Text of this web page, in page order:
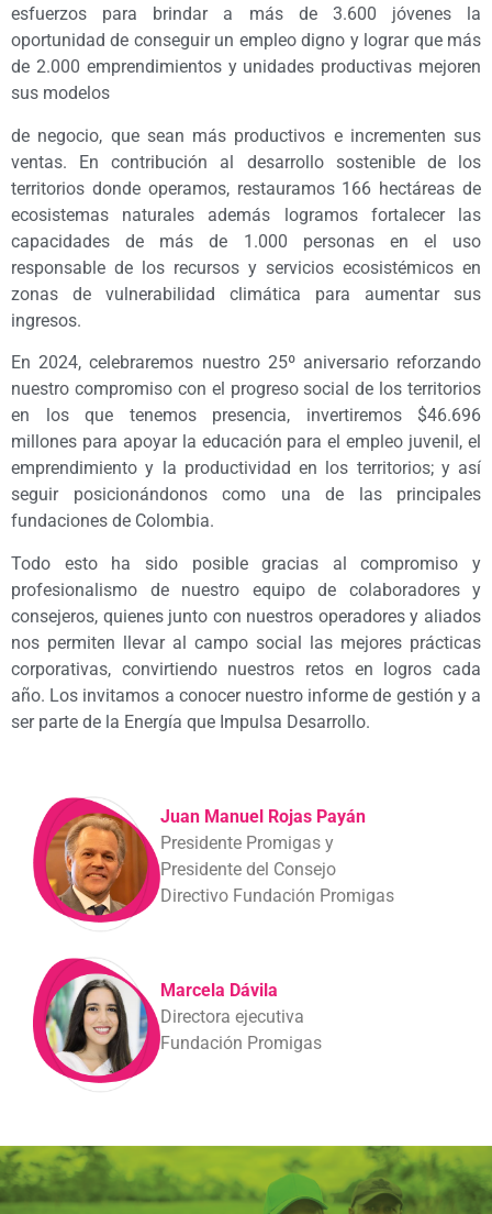
esfuerzos para brindar a más de 3.600 jóvenes la
oportunidad de conseguir un empleo digno y lograr que más
de 2.000 emprendimientos y unidades productivas mejoren
sus modelos
de negocio, que sean más productivos e incrementen sus
ventas. En contribución al desarrollo sostenible de los
territorios donde operamos, restauramos 166 hectáreas de
ecosistemas naturales además logramos fortalecer las
capacidades de más de 1.000 personas en el uso
responsable de los recursos y servicios ecosistémicos en
zonas de vulnerabilidad climática para aumentar sus
ingresos.
En 2024, celebraremos nuestro 25º aniversario reforzando
nuestro compromiso con el progreso social de los territorios
en los que tenemos presencia, invertiremos $46.696
millones para apoyar la educación para el empleo juvenil, el
emprendimiento y la productividad en los territorios; y así
seguir posicionándonos como una de las principales
fundaciones de Colombia.
Todo esto ha sido posible gracias al compromiso y
profesionalismo de nuestro equipo de colaboradores y
consejeros, quienes junto con nuestros operadores y aliados
nos permiten llevar al campo social las mejores prácticas
corporativas, convirtiendo nuestros retos en logros cada
año. Los invitamos a conocer nuestro informe de gestión y a
ser parte de la Energía que Impulsa Desarrollo.
Juan Manuel Rojas Payán
Presidente Promigas y
Presidente del Consejo
Directivo Fundación Promigas
Marcela Dávila
Directora ejecutiva
Fundación Promigas